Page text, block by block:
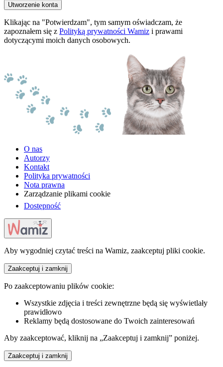
Utworzenie konta
Klikając na "Potwierdzam", tym samym oświadczam, że
zapoznałem się z Polityką prywatności Wamiz i prawami
dotyczącymi moich danych osobowych.
O nas
Autorzy
Kontakt
Polityka prywatności
Nota prawna
Zarządzanie plikami cookie
Dostępność
Aby wygodniej czytać treści na Wamiz, zaakceptuj pliki cookie.
Zaakceptuj i zamknij
Po zaakceptowaniu plików cookie:
Wszystkie zdjęcia i treści zewnętrzne będą się wyświetlały
prawidłowo
Reklamy będą dostosowane do Twoich zainteresowań
Aby zaakceptować, kliknij na „Zaakceptuj i zamknij” poniżej.
Zaakceptuj i zamknij